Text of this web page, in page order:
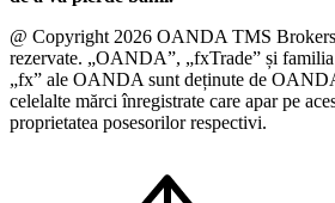
@ Copyright 2026 OANDA TMS
rezervate. „OANDA”, „fxTrade” și
„fx” ale OANDA sunt deținute de
celelalte mărci înregistrate care apar pe
proprietatea posesorilor respectivi.